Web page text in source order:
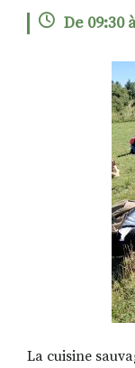
De 09:30
La cuisine